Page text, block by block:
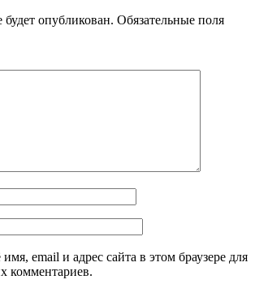
опубликован. Обязательные поля
email и адрес сайта в этом браузере для
комментариев.